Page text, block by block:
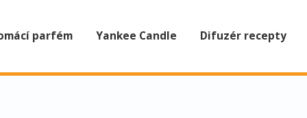
parfém Yankee Candle Difuzér recepty